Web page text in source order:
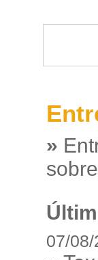
»
07/08/